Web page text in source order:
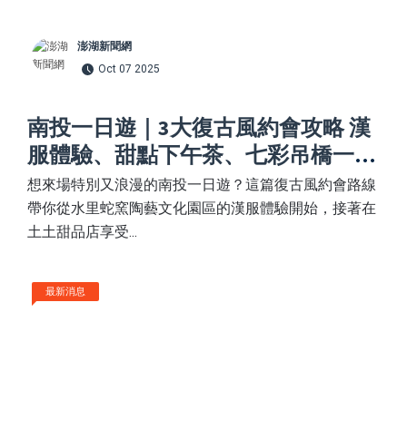
澎湖新聞網
Oct 07 2025
南投一日遊｜3大復古風約會攻略 漢
服體驗、甜點下午茶、七彩吊橋一次
滿足
想來場特別又浪漫的南投一日遊？這篇復古風約會路線
帶你從水里蛇窯陶藝文化園區的漢服體驗開始，接著在
土土甜品店享受...
最新消息